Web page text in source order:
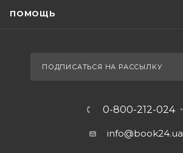
ПОМОЩЬ
ПОДПИСАТЬСЯ НА РАССЫЛКУ
0-800-212-024
info@book24.ua